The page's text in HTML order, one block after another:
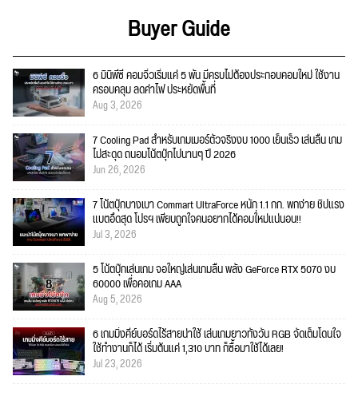
Buyer Guide
6 มินิพีซี คอมจิ๋วเริ่มแค่ 5 พัน มีครบไม่ต้องประกอบคอมใหม่ ใช้งาน
ครอบคลุม ลดค่าไฟ ประหยัดพื้นที่
Aug 3, 2026
7 Cooling Pad สำหรับเกมเมอร์ตัวจริงงบ 1000 เย็นเร็ว เล่นลื่น เกม
ไม่สะดุด ถนอมโน้ตบุ๊กไปนานๆ ปี 2026
Jun 26, 2026
7 โน้ตบุ๊กบางเบา Commart UltraForce หนัก 1.1 กก. พกง่าย ชิปแรง
แบตอึดสุด โปรฯ เพียบถูกใจคนอยากได้คอมใ่หม่แน่นอน!!
Jul 3, 2026
5 โน้ตบุ๊กเล่นเกม จอใหญ่เล่นเกมลื่น พลัง GeForce RTX 5070 งบ
60000 เพื่อคอเกม AAA
Aug 5, 2026
6 เกมมิ่งคีย์บอร์ดไร้สายน่าใช้ เล่นเกมยาวทั้งวัน RGB จัดเต็มโดนใจ
ใช้ทำงานก็ได้ เริ่มต้นแค่ 1,310 บาท ก็ซื้อมาใช้ได้เลย!
Jul 23, 2026